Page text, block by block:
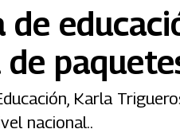
de
Karla
nacional..